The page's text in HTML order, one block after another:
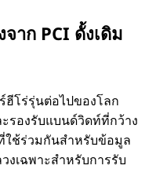
าก PCI ดั้งเดิม
ฮีโร่รุ่นต่อไปของโลก
รองรับแบนด์วิดท์ที่กว้าง
ใช้ร่วมกันสําหรับข้อมูล
งเฉพาะสําหรับการรับ